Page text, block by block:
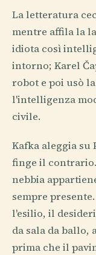
La letteratura
mentre affila la
idiota così
intorno; Karel
robot e poi usò
l'intelligenza
civile.
Kafka aleggia su
finge il
nebbia
sempre
l'esilio, il
da sala da ballo,
prima che il